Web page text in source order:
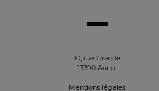
10, rue Grande
13390 Auriol
Mentions légales